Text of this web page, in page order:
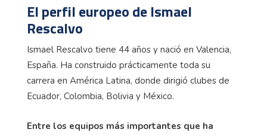
El perfil europeo de Ismael
Rescalvo
Ismael Rescalvo tiene 44 años y nació en Valencia,
España. Ha construido prácticamente toda su
carrera en América Latina, donde dirigió clubes de
Ecuador, Colombia, Bolivia y México.
Entre los equipos más importantes que ha